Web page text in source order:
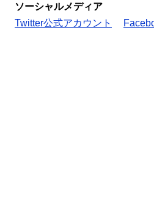
ソーシャルメディア
Twitter公式アカウント